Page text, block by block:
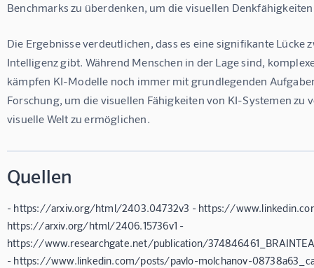
Benchmarks zu überdenken, um die visuellen
Die Ergebnisse verdeutlichen, dass es eine signifikante
Intelligenz gibt. Während Menschen in der Lage sind,
kämpfen KI-Modelle noch immer mit grundlegenden
Forschung, um die visuellen Fähigkeiten von KI-Systemen
visuelle Welt zu ermöglichen.
Quellen
- https://arxiv.org/html/2403.04732v3 - https://
https://arxiv.org/html/2406.15736v1 -
https://www.researchgate.net/publication/
- https://www.linkedin.com/posts/pavlo-molchanov-